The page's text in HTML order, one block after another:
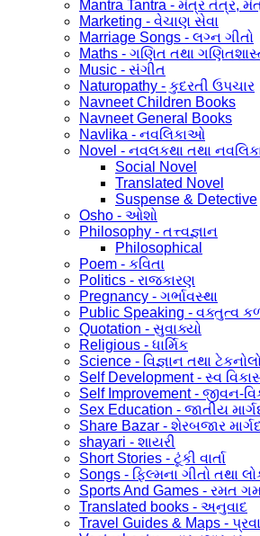
Mantra Tantra - મંત્ર તંત્ર,
Marketing - વેચાણ સેવા
Marriage Songs - લગ્ન ગીતો
Maths - ગણિત તથા
Music - સંગીત
Naturopathy - કુદરતી ઉપચાર
Navneet Children Books
Navneet General Books
Navlika - નવલિકાઓ
Novel - નવલકથા તથા
Social Novel
Translated Novel
Suspense & Detective
Osho - ઓશો
Philosophy - તત્ત્વજ્ઞાન
Philosophical
Poem - કવિતા
Politics - રાજકારણ
Pregnancy - ગર્ભાવસ્થા
Public Speaking - વક્તુત્વ
Quotation - સુવાક્યો
Religious - ધાર્મિક
Science - વિજ્ઞાન તથા
Self Development - સ્વ
Self Improvement - જીવન-
Sex Education - જાતીય
Share Bazar - શેરબજાર
shayari - શાયરી
Short Stories - ટૂંકી વાર્તા
Songs - ફિલ્મના ગીતો તથા
Sports And Games - રમત
Translated books - અનુવાદ
Travel Guides & Maps -